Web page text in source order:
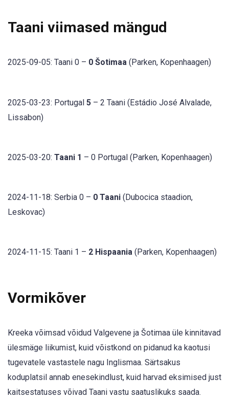
Taani viimased mängud
2025-09-05: Taani 0 – 0 Šotimaa (Parken, Kopenhaagen)
2025-03-23: Portugal 5 – 2 Taani (Estádio José Alvalade,
Lissabon)
2025-03-20: Taani 1 – 0 Portugal (Parken, Kopenhaagen)
2024-11-18: Serbia 0 – 0 Taani (Dubocica staadion,
Leskovac)
2024-11-15: Taani 1 – 2 Hispaania (Parken, Kopenhaagen)
Vormikõver
Kreeka võimsad võidud Valgevene ja Šotimaa üle kinnitavad
ülesmäge liikumist, kuid võistkond on pidanud ka kaotusi
tugevatele vastastele nagu Inglismaa. Särtsakus
koduplatsil annab enesekindlust, kuid harvad eksimised just
kaitsestatuses võivad Taani vastu saatuslikuks saada.